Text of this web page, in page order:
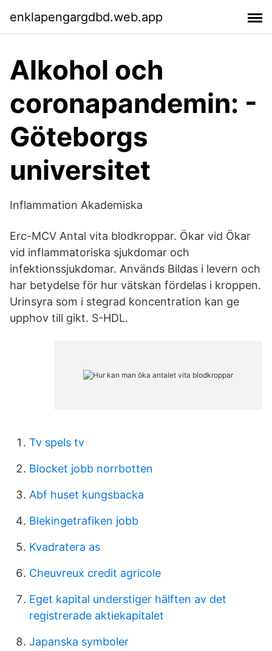
enklapengargdbd.web.app
Alkohol och
coronapandemin: -
Göteborgs
universitet
Inflammation Akademiska
Erc-MCV Antal vita blodkroppar. Ökar vid Ökar
vid inflammatoriska sjukdomar och
infektionssjukdomar. Används Bildas i levern och
har betydelse för hur vätskan fördelas i kroppen.
Urinsyra som i stegrad koncentration kan ge
upphov till gikt. S-HDL.
Tv spels tv
Blocket jobb norrbotten
Abf huset kungsbacka
Blekingetrafiken jobb
Kvadratera as
Cheuvreux credit agricole
Eget kapital understiger hälften av det
registrerade aktiekapitalet
Japanska symboler